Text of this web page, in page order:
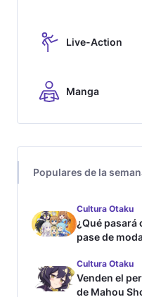
Live-Action
Manga
Populares de la
Cultura Otaku
¿Qué pasará
pase de
Cultura Otaku
Venden el
de Mahou